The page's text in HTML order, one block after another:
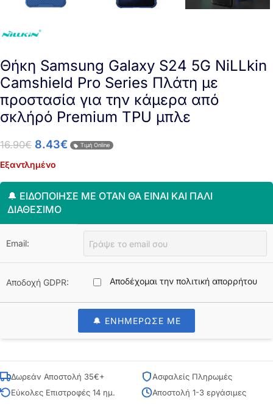
Θήκη Samsung Galaxy S24 5G NiLLkin
Camshield Pro Series Πλάτη με
προστασία για την κάμερα από
σκλήρό Premium TPU μπλε
16.90€ 8.43€ Τιμή Online
Εξαντλημένο
🔔 ΕΙΔΟΠΟΊΗΣΈ ΜΕ ΌΤΑΝ ΘΑ ΕΊΝΑΙ ΚΑΙ ΠΆΛΙ
ΔΙΑΘΈΣΙΜΟ
Email:
Αποδοχή GDPR: Αποδέχομαι την πολιτική απορρήτου
🔔 ΕΝΗΜΕΡΩΣΕ ΜΕ
Δωρεάν Αποστολή 35€+
Ασφαλείς Πληρωμές
Εύκολες Επιστροφές 14 ημ.
Αποστολή 1-3 εργάσιμες